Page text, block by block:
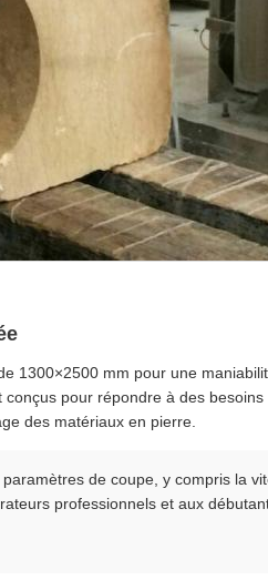
1300×2500 mm pour une
pour répondre à des
des matériaux en pierre.
de coupe, y compris la
professionnels et aux